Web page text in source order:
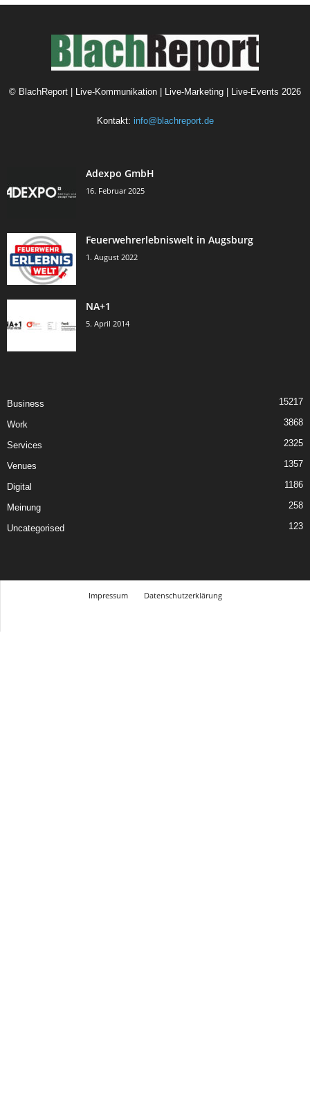
© BlachReport | Live-Kommunikation | Live-Marketing | Live-Events 2026
Kontakt: info@blachreport.de
Adexpo GmbH
16. Februar 2025
Feuerwehrerlebniswelt in Augsburg
1. August 2022
NA+1
5. April 2014
Business 15217
Work 3868
Services 2325
Venues 1357
Digital 1186
Meinung 258
Uncategorised 123
Impressum
Datenschutzerklärung